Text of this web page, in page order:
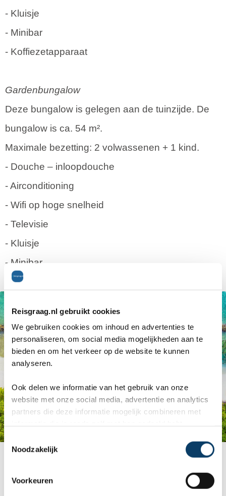
Reisgraag.nl gebruikt cookies
We gebruiken cookies om inhoud en advertenties te
personaliseren, om social media mogelijkheden aan te
bieden en om het verkeer op de website te kunnen
analyseren.
Ook delen we informatie van het gebruik van onze
website met onze social media, advertentie en analytics
partners die deze informatie mogelijk combineren met
C
Noodzakelijk
Voorkeuren
- Kluisje
- Minibar
- Koffiezetapparaat
Gardenbungalow
Deze bungalow is gelegen aan de tuinzijde. De
bungalow is ca. 54 m².
Maximale bezetting: 2 volwassenen + 1 kind.
- Douche – inloopdouche
- Airconditioning
- Wifi op hoge snelheid
- Televisie
- Kluisje
- Minibar
Bovenzicht villa